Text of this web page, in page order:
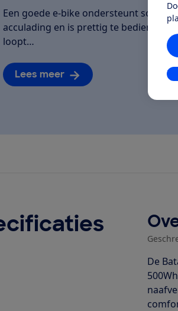
Een goede e-bike ondersteunt soepel,
acculading en is prettig te bedienen.
loopt…
Lees meer
De